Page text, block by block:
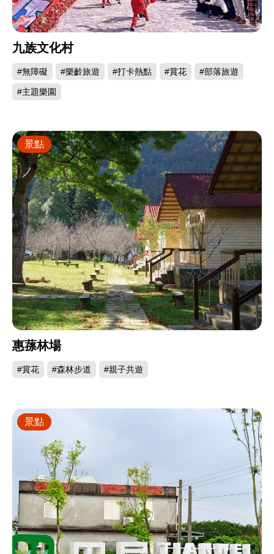
九族文化村
#無障礙 #樂齡旅遊 #打卡熱點 #賞花 #部落旅遊
#主題樂園
惠蓀林場
#賞花 #森林步道 #親子共遊
景點
景點